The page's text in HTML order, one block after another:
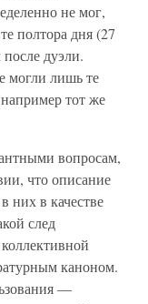
не мог,
полтора дня (27
дуэли.
могли лишь те
тот же
вопросам,
что описание
них в качестве
след
каноном.
—